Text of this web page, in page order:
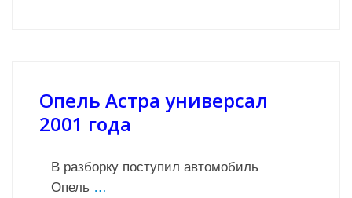
Опель Астра универсал
2001 года
В разборку поступил автомобиль
Опель …